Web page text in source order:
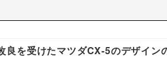
良を受けたマツダCX-5のデザイン